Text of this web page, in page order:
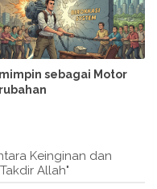
sebagai Motor
Keinginan dan
Allah"